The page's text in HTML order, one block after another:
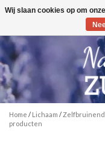
Toggle
Home / Lichaam /
producten
Wij slaan cookies op om